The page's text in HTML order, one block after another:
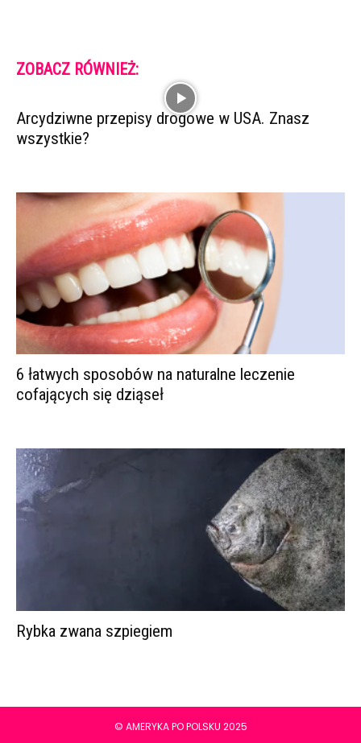
ZOBACZ RÓWNIEŻ:
Arcydziwne przepisy drogowe w USA. Znasz
wszystkie?
6 łatwych sposobów na naturalne leczenie
cofających się dziąseł
Rybka zwana szpiegiem
© AMERYKA PO POLSKU 2025